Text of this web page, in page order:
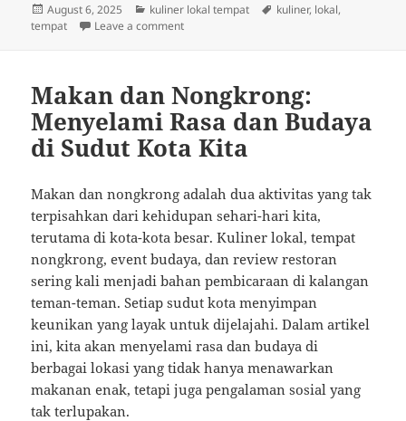
Posted
on
August 6, 2025 Categories
kuliner lokal tempat Tags
kuliner, lokal,
tempat
Leave a commenton Menjelajah Rasa dan Suasana: Hopping
Makan dan Nongkrong:
Menyelami Rasa dan Budaya
di Sudut Kota Kita
Makan dan nongkrong adalah dua aktivitas yang tak
terpisahkan dari kehidupan sehari-hari kita,
terutama di kota-kota besar. Kuliner lokal, tempat
nongkrong, event budaya, dan review restoran
sering kali menjadi bahan pembicaraan di kalangan
teman-teman. Setiap sudut kota menyimpan
keunikan yang layak untuk dijelajahi. Dalam artikel
ini, kita akan menyelami rasa dan budaya di
berbagai lokasi yang tidak hanya menawarkan
makanan enak, tetapi juga pengalaman sosial yang
tak terlupakan.